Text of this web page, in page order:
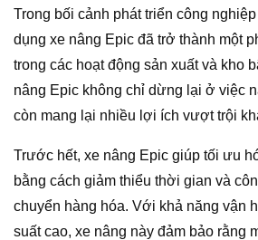
Trong bối cảnh phát triển công
dụng xe nâng Epic đã trở thành một
trong các hoạt động sản xuất và kho
nâng Epic không chỉ dừng lại ở việc
còn mang lại nhiều lợi ích vượt trội
Trước hết, xe nâng Epic giúp tối ưu
bằng cách giảm thiểu thời gian và
chuyển hàng hóa. Với khả năng vận
suất cao, xe nâng này đảm bảo rằng